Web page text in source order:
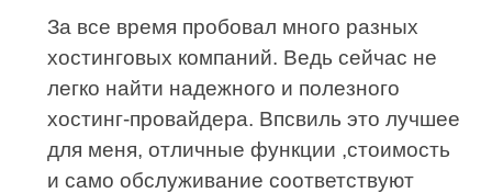
За все время пробовал много разных
хостинговых компаний. Ведь сейчас не
легко найти надежного и полезного
хостинг-провайдера. Впсвиль это лучшее
для меня, отличные функции ,стоимость
и само обслуживание соответствуют